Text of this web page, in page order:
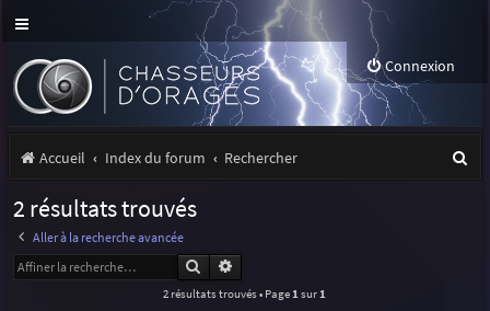
Connexion
Accueil Index du forum Rechercher
2 résultats trouvés
Aller à la recherche avancée
Rechercher
2 résultats trouvés • Page 1 sur 1